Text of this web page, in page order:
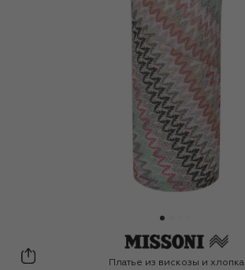
Missoni
Платье из вискозы и хлопка